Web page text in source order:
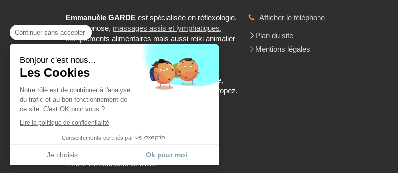
Emmanuèle GARDE est spécialisée en réflexologie,
reiki,hypnose, massages assis et lymphatiques,
compléments alimentaires mais aussi reiki animalier
Cabinet à
Roquebrune sur Argensfacilement
accessibles depuis Puget-sur-Argens, Le Muy,
Fréjus, Saint-Raphaël, Arcs, Trans-en-Provence,
Sainte-Maxime, Vidauban, Draguignan, Saint-Tropez,
Fayence, Grimaud. A domicile Roquebrune sur
Argens, Saint-Raphaël, Fréjus, Draguignan
©2022 Emmanuèle GARDE
Afficher le téléphone
Plan du site
Mentions légales
Continuer sans accepter
Bonjour c'est nous...
Les Cookies
Notre rôle est de contribuer à l'analyse
du trafic et au bon fonctionnement de
ce site. C'est OK pour vous ?
Lire la politique de confidentialité
Consentements certifiés par
Je choisis Ok pour moi